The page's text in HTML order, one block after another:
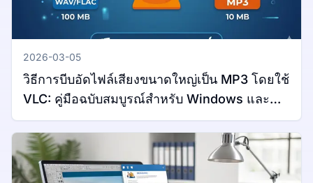
2026-03-05
วิธีการบีบอัดไฟล์เสียงขนาดใหญ่เป็น MP3 โดยใช้
VLC: คู่มือฉบับสมบูรณ์สำหรับ Windows และ
Mac